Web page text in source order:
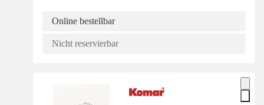
Online bestellbar
Nicht reservierbar